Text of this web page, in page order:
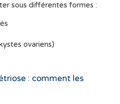
sous différentes formes :
ovariens)
: comment les